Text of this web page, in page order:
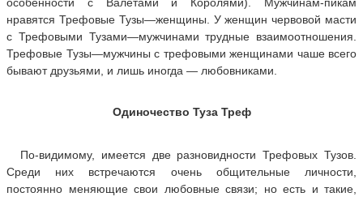
особенности с Валетами и Королями). Мужчинам-пикам
нравятся Трефовые Тузы—женщины. У женщин червовой масти
с Трефовыми Тузами—мужчинами трудные взаимоотношения.
Трефовые Тузы—мужчины с трефовыми женщинами чаше всего
бывают друзьями, и лишь иногда — любовниками.
Одиночество Туза Треф
По-видимому, имеется две разновидности Трефовых Тузов.
Среди них встречаются очень общительные личности,
постоянно меняющие свои любовные связи; но есть и такие,